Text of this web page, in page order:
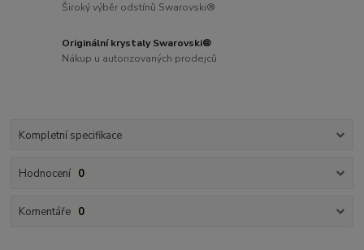
Široký výběr odstínů Swarovski®
Originální krystaly Swarovski®
Nákup u autorizovaných prodejců
Kompletní specifikace
Hodnocení 0
Komentáře 0